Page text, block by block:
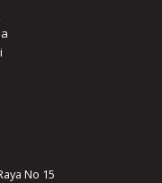
No 15